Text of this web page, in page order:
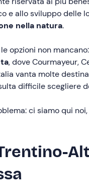
e allo sviluppo delle
nella natura.
opzioni non
, dove Courmayeur,
vanta molte
difficile scegliere
ci siamo qui